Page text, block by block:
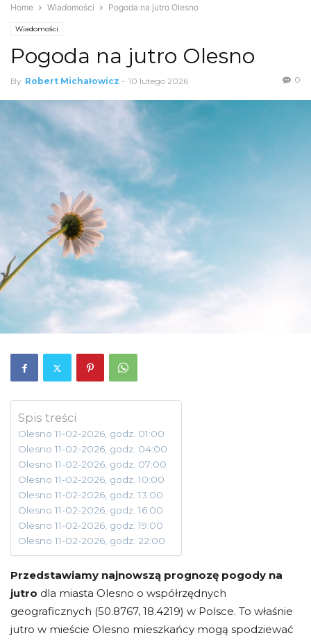
Home Wiadomości Pogoda na jutro Olesno
Wiadomości
Pogoda na jutro Olesno
By Robert Michałowicz - 10 lutego 2026 0
Spis treści
Olesno 11-02-2026, godz. 01:00
Olesno 11-02-2026, godz. 04:00
Olesno 11-02-2026, godz. 07:00
Olesno 11-02-2026, godz. 10:00
Olesno 11-02-2026, godz. 13:00
Olesno 11-02-2026, godz. 16:00
Olesno 11-02-2026, godz. 19:00
Olesno 11-02-2026, godz. 22:00
Przedstawiamy najnowszą prognozę pogody na
jutro dla miasta Olesno o współrzędnych
geograficznych (50.8767, 18.4219) w Polsce. To właśnie
jutro w mieście Olesno mieszkańcy mogą spodziewać